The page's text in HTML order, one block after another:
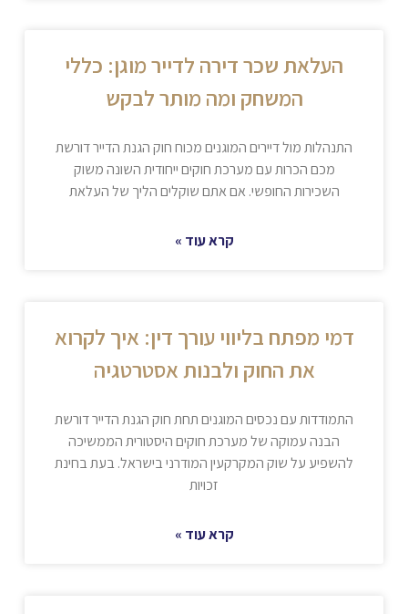
העלאת שכר דירה לדייר מוגן: כללי
המשחק ומה מותר לבקש
התנהלות מול דיירים המוגנים מכוח חוק הגנת הדייר דורשת
מכם הכרות עם מערכת חוקים ייחודית השונה משוק
השכירות החופשי. אם אתם שוקלים הליך של העלאת
קרא עוד »
דמי מפתח בליווי עורך דין: איך לקרוא
את החוק ולבנות אסטרטגיה
התמודדות עם נכסים המוגנים תחת חוק הגנת הדייר דורשת
הבנה עמוקה של מערכת חוקים היסטורית הממשיכה
להשפיע על שוק המקרקעין המודרני בישראל. בעת בחינת
זכויות
קרא עוד »